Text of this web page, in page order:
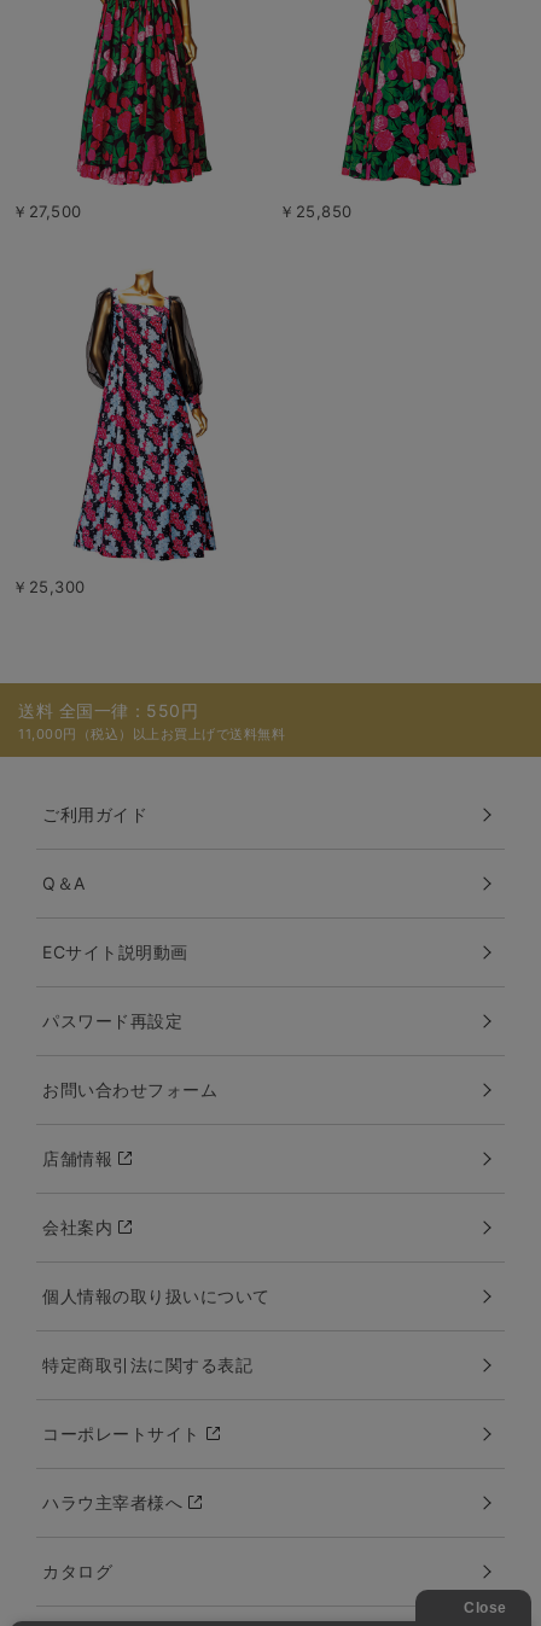
￥27,500 ￥25,850
￥25,300
送料 全国一律：550円
11,000円（税込）以上お買上げで送料無料
ご利用ガイド
Q＆A
ECサイト説明動画
パスワード再設定
お問い合わせフォーム
店舗情報
会社案内
個人情報の取り扱いについて
特定商取引法に関する表記
コーポレートサイト
ハラウ主宰者様へ
カタログ